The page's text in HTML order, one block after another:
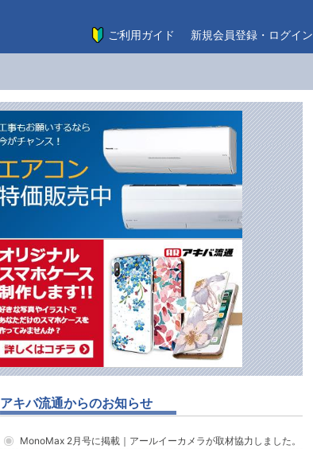
ご利用ガイド 新規会員登録・ログイン
アキバ流通からのお知らせ
MonoMax 2月号に掲載｜アールイーカメラが取材協力しました。